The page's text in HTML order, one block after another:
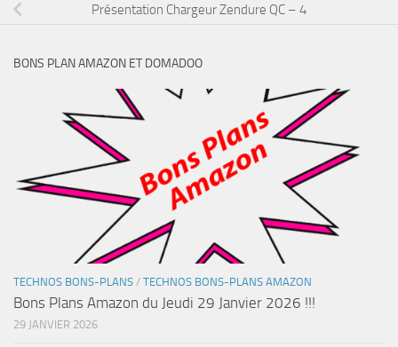
Présentation Chargeur Zendure QC – 4
BONS PLAN AMAZON ET DOMADOO
TECHNOS BONS-PLANS / TECHNOS BONS-PLANS AMAZON
Bons Plans Amazon du Jeudi 29 Janvier 2026 !!!
29 JANVIER 2026